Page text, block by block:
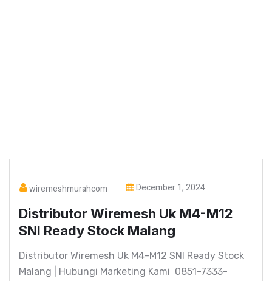
wiremeshmurahcom December 1, 2024
Distributor Wiremesh Uk M4-M12
SNI Ready Stock Malang
Distributor Wiremesh Uk M4-M12 SNI Ready Stock
Malang | Hubungi Marketing Kami 0851-7333-